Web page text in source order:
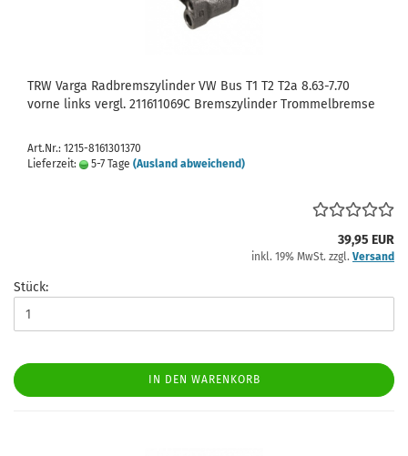
TRW Varga Radbremszylinder VW Bus T1 T2 T2a 8.63-7.70
vorne links vergl. 211611069C Bremszylinder Trommelbremse
Art.Nr.: 1215-8161301370
Lieferzeit:
5-7 Tage (Ausland abweichend)
39,95 EUR
inkl. 19% MwSt. zzgl. Versand
Stück:
IN DEN WARENKORB